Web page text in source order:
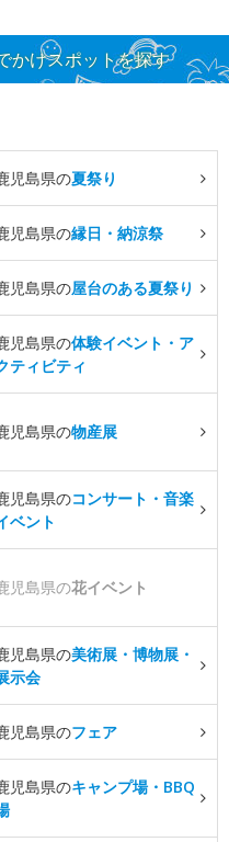
かけスポットを探す
児島県の夏祭り
児島県の縁日・納涼祭
児島県の屋台のある夏祭り
児島県の体験イベント・ア
ティビティ
児島県の物産展
児島県のコンサート・音楽
ベント
児島県の花イベント
児島県の美術展・博物展・
示会
児島県のフェア
児島県のキャンプ場・BBQ